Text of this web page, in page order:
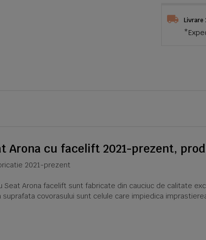
Livrare
Arona cu facelift 2021-prezent,
2021-prezent
Seat Arona facelift sunt fabricate din cauciuc de calitate
suprafata covorasului sunt celule care impiedica